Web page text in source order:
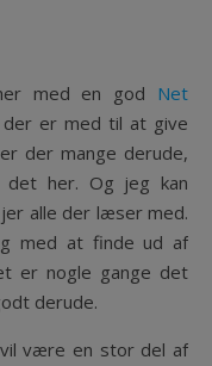
med en god Net
er med til at give
der mange derude,
her. Og jeg kan
alle der læser med.
med at finde ud af
er nogle gange det
derude.
være en stor del af